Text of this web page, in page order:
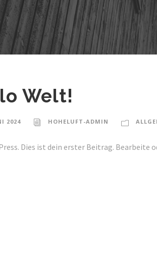
Welt!
2024 HOHELUFT-ADMIN
Dies ist dein erster Beitrag. Bearbeite